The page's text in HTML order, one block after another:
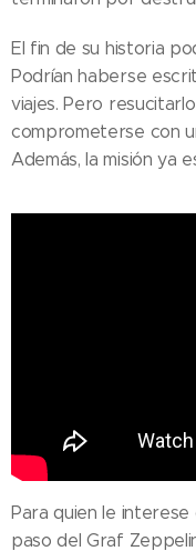
El fin de su historia
Podrían haberse
viajes. Pero
comprometerse con
Además, la misión ya
Para quien le
paso del Graf